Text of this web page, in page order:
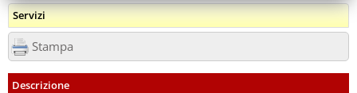
Servizi
Stampa
Descrizione